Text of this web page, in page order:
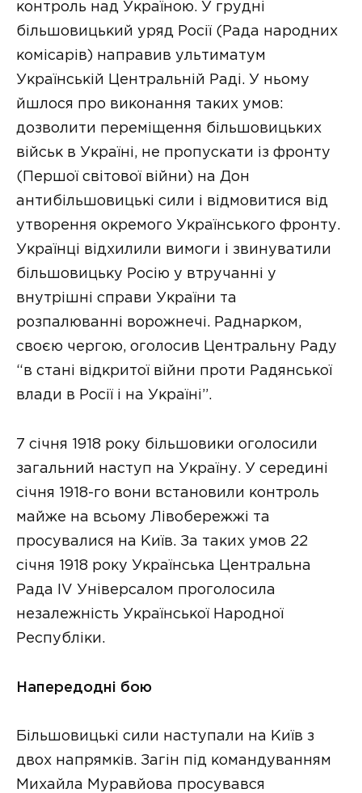
контроль над Україною. У грудні
більшовицький уряд Росії (Рада народних
комісарів) направив ультиматум
Українській Центральній Раді. У ньому
йшлося про виконання таких умов:
дозволити переміщення більшовицьких
військ в Україні, не пропускати із фронту
(Першої світової війни) на Дон
антибільшовицькі сили і відмовитися від
утворення окремого Українського фронту.
Українці відхилили вимоги і звинуватили
більшовицьку Росію у втручанні у
внутрішні справи України та
розпалюванні ворожнечі. Раднарком,
своєю чергою, оголосив Центральну Раду
“в стані відкритої війни проти Радянської
влади в Росії і на Україні”.
7 січня 1918 року більшовики оголосили
загальний наступ на Україну. У середині
січня 1918-го вони встановили контроль
майже на всьому Лівобережжі та
просувалися на Київ. За таких умов 22
січня 1918 року Українська Центральна
Рада ІV Універсалом проголосила
незалежність Української Народної
Республіки.
Напередодні бою
Більшовицькі сили наступали на Київ з
двох напрямків. Загін під командуванням
Михайла Муравйова просувався